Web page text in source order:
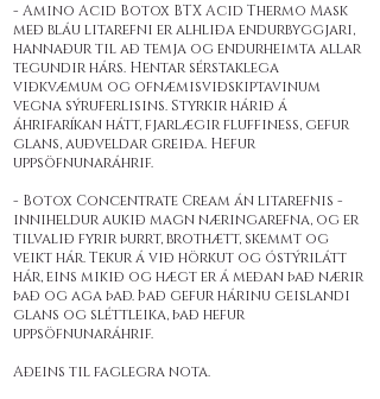
- Amino Acid Botox BTX Acid Thermo Mask
með bláu litarefni er alhliða endurbyggjari,
hannaður til að temja og endurheimta allar
tegundir hárs. Hentar sérstaklega
viðkvæmum og ofnæmisviðskiptavinum
vegna sýruferlisins. Styrkir hárið á
áhrifaríkan hátt, fjarlægir fluffiness, gefur
glans, auðveldar greiða. Hefur
uppsöfnunaráhrif.
- Botox Concentrate Cream án litarefnis -
inniheldur aukið magn næringarefna, og er
tilvalið fyrir þurrt, brothætt, skemmt og
veikt hár. Tekur á við hörkut og óstýrilátt
hár, eins mikið og hægt er á meðan það nærir
það og aga það. Það gefur hárinu geislandi
glans og sléttleika, það hefur
uppsöfnunaráhrif.
Aðeins til faglegra nota.